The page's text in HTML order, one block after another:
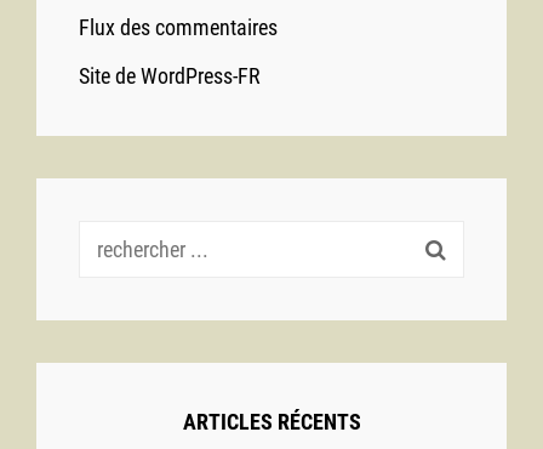
Flux des commentaires
Site de WordPress-FR
Recherche
ARTICLES RÉCENTS